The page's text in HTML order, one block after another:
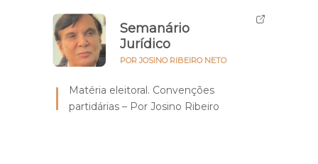
Semanário
Jurídico
POR JOSINO RIBEIRO NETO
Matéria eleitoral. Convenções
partidárias – Por Josino Ribeiro